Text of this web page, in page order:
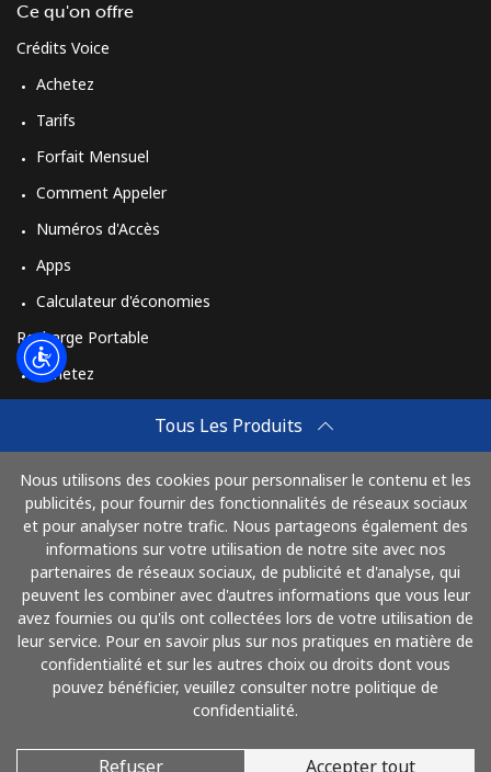
Tous Les Produits
Nous utilisons des cookies pour personnaliser le contenu et les
publicités, pour fournir des fonctionnalités de réseaux sociaux
et pour analyser notre trafic. Nous partageons également des
informations sur votre utilisation de notre site avec nos
partenaires de réseaux sociaux, de publicité et d'analyse, qui
peuvent les combiner avec d'autres informations que vous leur
avez fournies ou qu'ils ont collectées lors de votre utilisation de
leur service. Pour en savoir plus sur nos pratiques en matière de
confidentialité et sur les autres choix ou droits dont vous
pouvez bénéficier, veuillez consulter notre politique de
confidentialité.
Refuser Accepter tout
Ce qu'on offre
Crédits Voice
Achetez
Tarifs
Forfait Mensuel
Comment Appeler
Numéros d'Accès
Apps
Calculateur d'économies
Recharge Portable
Achetez
Achetez
Mode de fonctionnement
Payez avec